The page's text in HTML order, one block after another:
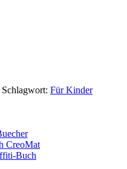
Schlagwort: Für Kinder